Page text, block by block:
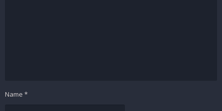
Name *